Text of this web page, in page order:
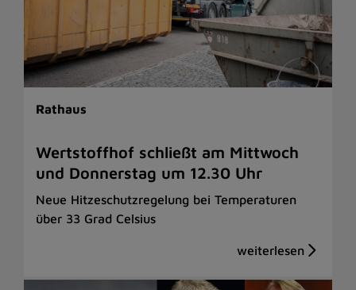
Rathaus
Wertstoffhof schließt am Mittwoch
und Donnerstag um 12.30 Uhr
Neue Hitzeschutzregelung bei Temperaturen
über 33 Grad Celsius